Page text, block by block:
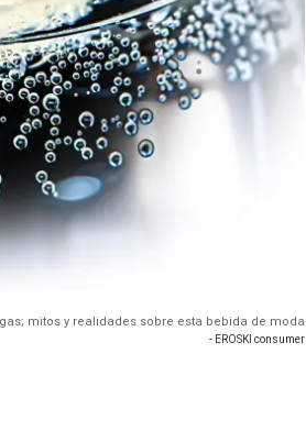
mitos y realidades sobre esta bebida de moda
- EROSKI consumer